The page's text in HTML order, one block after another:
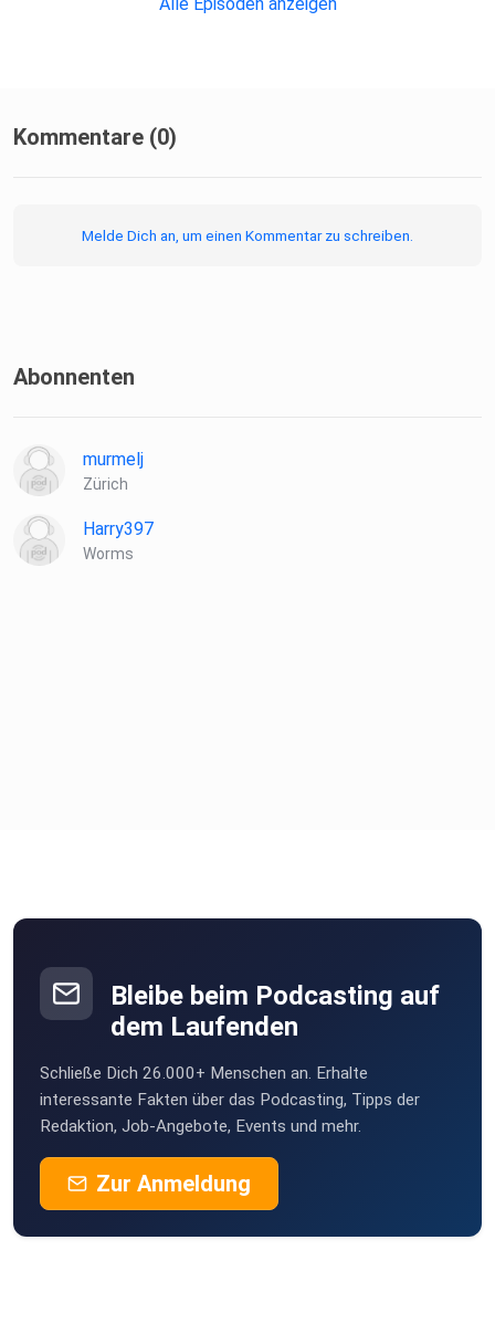
Kommentare (0)
Melde Dich an, um einen Kommentar zu schreiben.
Abonnenten
murmelj
Zürich
Harry397
Worms
Bleibe beim Podcasting auf
dem Laufenden
Schließe Dich 26.000+ Menschen an. Erhalte
interessante Fakten über das Podcasting, Tipps der
Redaktion, Job-Angebote, Events und mehr.
Zur Anmeldung